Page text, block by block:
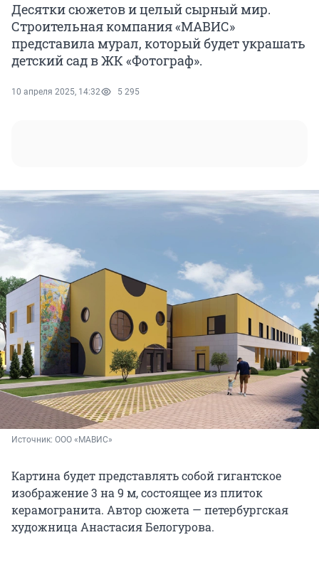
Десятки сюжетов и целый сырный мир.
Строительная компания «МАВИС»
представила мурал, который будет украшать
детский сад в ЖК «Фотограф».
10 апреля 2025, 14:32 5 295
Источник: ООО «МАВИС»
Картина будет представлять собой гигантское
изображение 3 на 9 м, состоящее из плиток
керамогранита. Автор сюжета — петербургская
художница Анастасия Белогурова.